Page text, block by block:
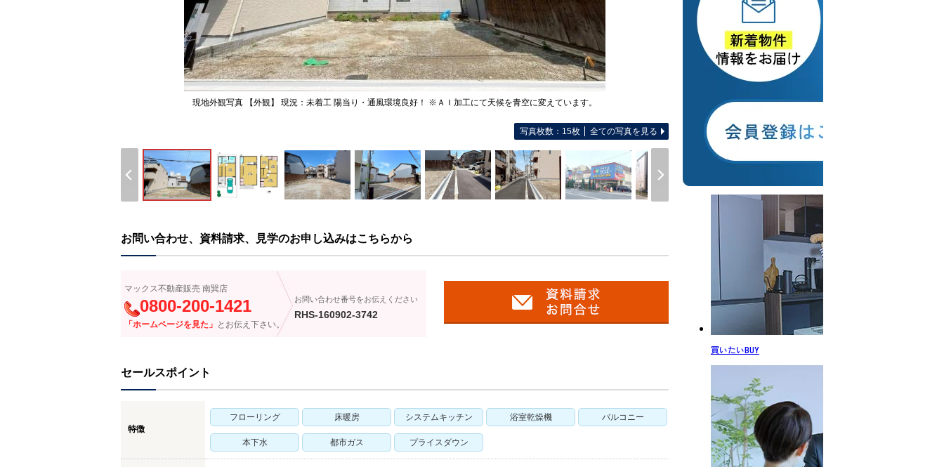
現地外観写真 【外観】 現況：未着工 陽当り・通風環境良好！ ※ＡＩ加工にて天候を青空に変えています。 間取り図 【間取り】 部屋数充実の４ＬＤＫ リ
写真枚数：15枚 全ての写真を見る
お問い合わせ、資料請求、見学のお申し込みはこちらから
マックス不動産販売 南巽店
0800-200-1421
「ホームページを見た」 とお伝え下さい。
お問い合わせ番号をお伝えください
RHS-160902-3742
セールスポイント
特徴
フローリング 床暖房 システムキッチン 浴室乾燥機 バルコニー
本下水 都市ガス プライスダウン
買いたい BUY